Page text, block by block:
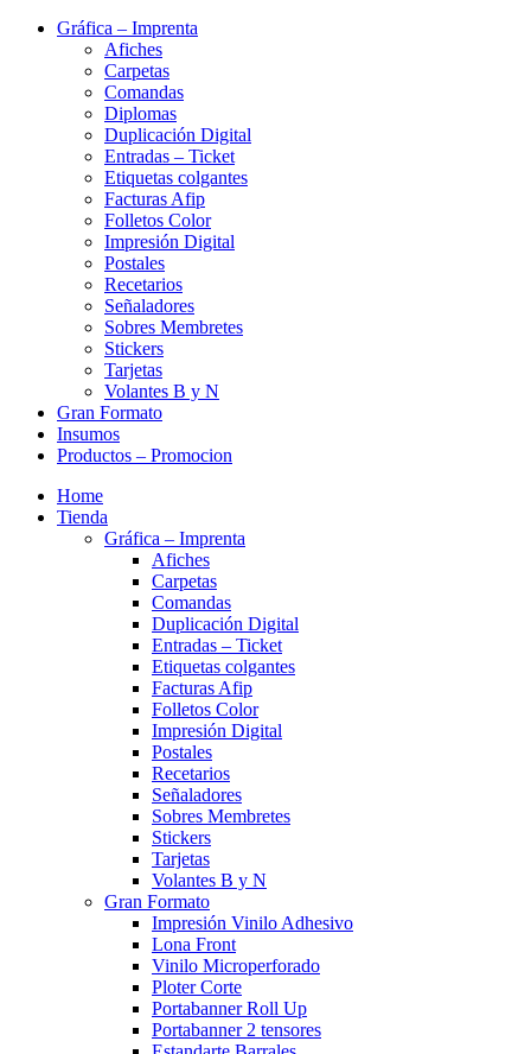
Gráfica – Imprenta
Afiches
Carpetas
Comandas
Diplomas
Duplicación Digital
Entradas – Ticket
Etiquetas colgantes
Facturas Afip
Folletos Color
Impresión Digital
Postales
Recetarios
Señaladores
Sobres Membretes
Stickers
Tarjetas
Volantes B y N
Gran Formato
Insumos
Productos – Promocion
Home
Tienda
Gráfica – Imprenta
Afiches
Carpetas
Comandas
Duplicación Digital
Entradas – Ticket
Etiquetas colgantes
Facturas Afip
Folletos Color
Impresión Digital
Postales
Recetarios
Señaladores
Sobres Membretes
Stickers
Tarjetas
Volantes B y N
Gran Formato
Impresión Vinilo Adhesivo
Lona Front
Vinilo Microperforado
Ploter Corte
Portabanner Roll Up
Portabanner 2 tensores